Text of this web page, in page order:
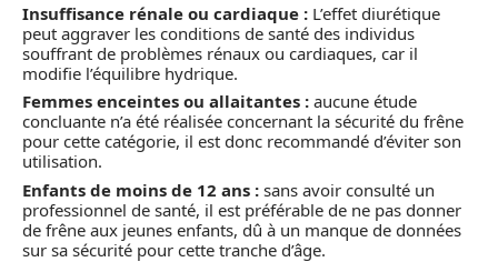
Insuffisance rénale ou cardiaque : L’effet diurétique
peut aggraver les conditions de santé des individus
souffrant de problèmes rénaux ou cardiaques, car il
modifie l’équilibre hydrique.
Femmes enceintes ou allaitantes : aucune étude
concluante n’a été réalisée concernant la sécurité du frêne
pour cette catégorie, il est donc recommandé d’éviter son
utilisation.
Enfants de moins de 12 ans : sans avoir consulté un
professionnel de santé, il est préférable de ne pas donner
de frêne aux jeunes enfants, dû à un manque de données
sur sa sécurité pour cette tranche d’âge.